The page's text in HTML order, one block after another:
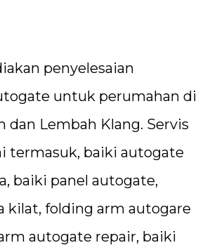
penyelesaian
untuk perumahan di
dan Lembah Klang. Servis
termasuk, baiki autogate
baiki panel autogate,
kilat, folding arm autogare
autogate repair, baiki